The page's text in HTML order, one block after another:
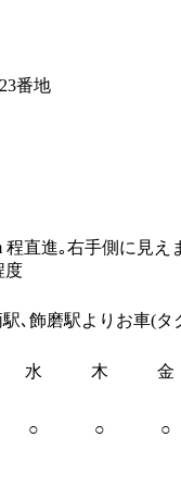
番地
程直進｡右手側に見え
度
､飾磨駅よりお車(タ
水 木 金
○ ○ ○